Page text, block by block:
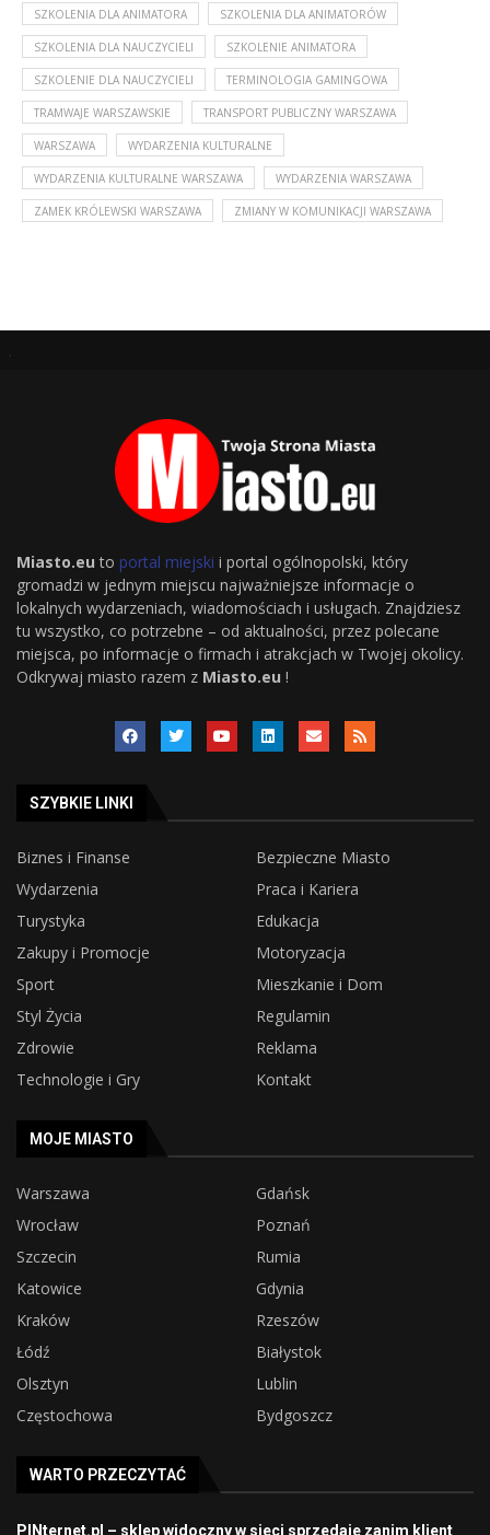
SZKOLENIA DLA ANIMATORA SZKOLENIA DLA ANIMATORÓW
SZKOLENIA DLA NAUCZYCIELI SZKOLENIE ANIMATORA
SZKOLENIE DLA NAUCZYCIELI TERMINOLOGIA GAMINGOWA
TRAMWAJE WARSZAWSKIE TRANSPORT PUBLICZNY WARSZAWA
WARSZAWA WYDARZENIA KULTURALNE
WYDARZENIA KULTURALNE WARSZAWA WYDARZENIA WARSZAWA
ZAMEK KRÓLEWSKI WARSZAWA ZMIANY W KOMUNIKACJI WARSZAWA
Miasto.eu to portal miejski i portal ogólnopolski, który
gromadzi w jednym miejscu najważniejsze informacje o
lokalnych wydarzeniach, wiadomościach i usługach. Znajdziesz
tu wszystko, co potrzebne – od aktualności, przez polecane
miejsca, po informacje o firmach i atrakcjach w Twojej okolicy.
Odkrywaj miasto razem z Miasto.eu !
SZYBKIE LINKI
Biznes i Finanse
Bezpieczne Miasto
Wydarzenia
Praca i Kariera
Turystyka
Edukacja
Zakupy i Promocje
Motoryzacja
Sport
Mieszkanie i Dom
Styl Życia
Regulamin
Zdrowie
Reklama
Technologie i Gry
Kontakt
MOJE MIASTO
Warszawa
Gdańsk
Wrocław
Poznań
Szczecin
Rumia
Katowice
Gdynia
Kraków
Rzeszów
Łódź
Białystok
Olsztyn
Lublin
Częstochowa
Bydgoszcz
WARTO PRZECZYTAĆ
PINternet.pl – sklep widoczny w sieci sprzedaje zanim klient